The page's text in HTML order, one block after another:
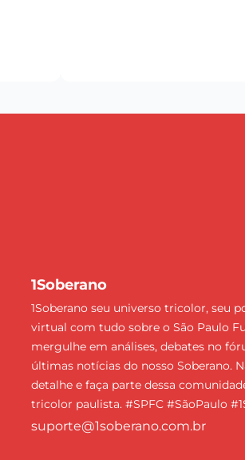
1Soberano
1Soberano seu universo tricolor, seu
virtual com tudo sobre o São Paulo
mergulhe em análises, debates no
últimas notícias do nosso Soberano.
detalhe e faça parte dessa
tricolor paulista. #SPFC #SãoPaulo
suporte@1soberano.com.br